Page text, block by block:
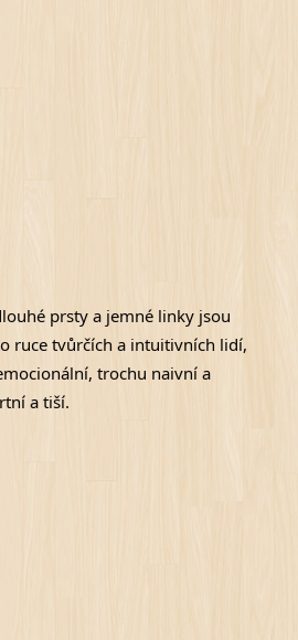
prsty a jemné linky jsou
ruce tvůrčích a intuitivních lidí,
trochu naivní a
a tiší.